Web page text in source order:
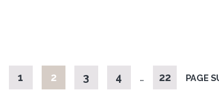
1 2 3 4 … 22 PAGE